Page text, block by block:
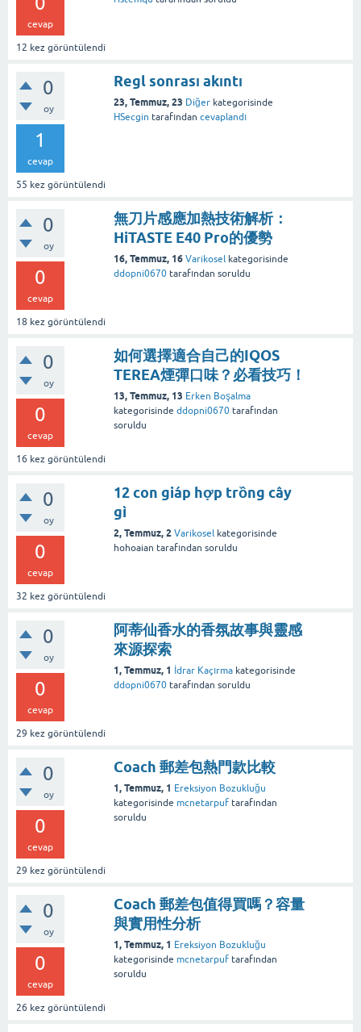
cevap
12 kez görüntülendi
0
oy
1
cevap
55 kez görüntülendi
Regl sonrası akıntı
23, Temmuz, 23 Diğer kategorisinde
HSecgin tarafından cevaplandı
0
oy
0
cevap
18 kez görüntülendi
無刀片感應加熱技術解析：
HiTASTE E40 Pro的優勢
16, Temmuz, 16 Varikosel kategorisinde
ddopni0670 tarafından soruldu
0
oy
0
cevap
16 kez görüntülendi
如何選擇適合自己的IQOS
TEREA煙彈口味？必看技巧！
13, Temmuz, 13 Erken Boşalma
kategorisinde ddopni0670 tarafından
soruldu
0
oy
0
cevap
32 kez görüntülendi
12 con giáp hợp trồng cây
gì
2, Temmuz, 2 Varikosel kategorisinde
hohoaian tarafından soruldu
0
oy
0
cevap
29 kez görüntülendi
阿蒂仙香水的香氛故事與靈感
來源探索
1, Temmuz, 1 İdrar Kaçırma kategorisinde
ddopni0670 tarafından soruldu
0
oy
0
cevap
29 kez görüntülendi
Coach 郵差包熱門款比較
1, Temmuz, 1 Ereksiyon Bozukluğu
kategorisinde mcnetarpuf tarafından
soruldu
0
oy
0
cevap
26 kez görüntülendi
Coach 郵差包值得買嗎？容量
與實用性分析
1, Temmuz, 1 Ereksiyon Bozukluğu
kategorisinde mcnetarpuf tarafından
soruldu